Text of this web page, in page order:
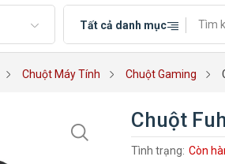
Tất cả danh mục
Chuột Máy Tính Chuột Gaming
Chuột
Tình trạng: Còn